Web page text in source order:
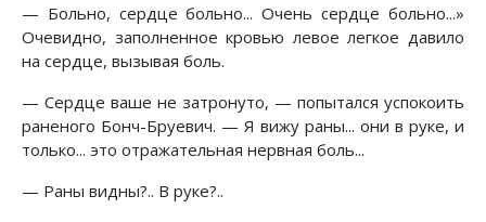
— Больно, сердце больно... Очень сердце больно...»
Очевидно, заполненное кровью левое легкое давило
на сердце, вызывая боль.
— Сердце ваше не затронуто, — попытался успокоить
раненого Бонч-Бруевич. — Я вижу раны... они в руке, и
только... это отражательная нервная боль...
— Раны видны?.. В руке?..